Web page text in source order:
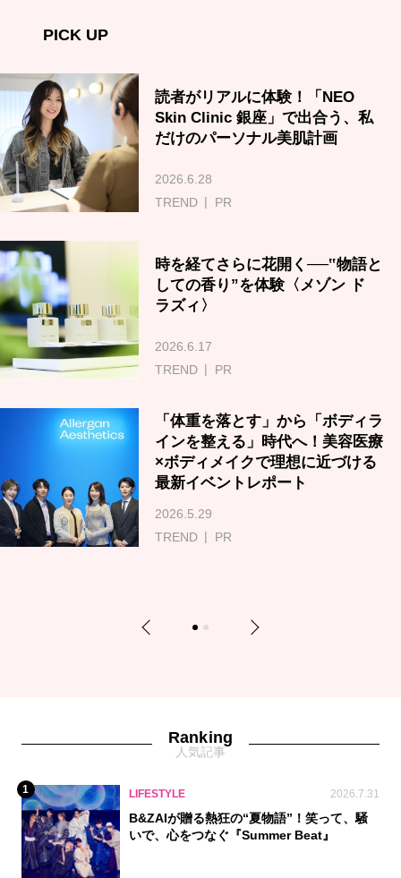
PICK UP
読者がリアルに体験！「NEO
Skin Clinic 銀座」で出合う、私
だけのパーソナル美肌計画
2026.6.28
TREND
PR
時を経てさらに花開く──‟物語と
しての香り”を体験〈メゾン ド
ラズィ〉
2026.6.17
TREND
PR
「体重を落とす」から「ボディラ
インを整える」時代へ！美容医療
×ボディメイクで理想に近づける
最新イベントレポート
2026.5.29
TREND
PR
Previous 1 2 Next
Ranking
人気記事
1 LIFESTYLE 2026.7.31
B&ZAIが贈る熱狂の“夏物語”！笑って、騒
いで、心をつなぐ『Summer Beat』